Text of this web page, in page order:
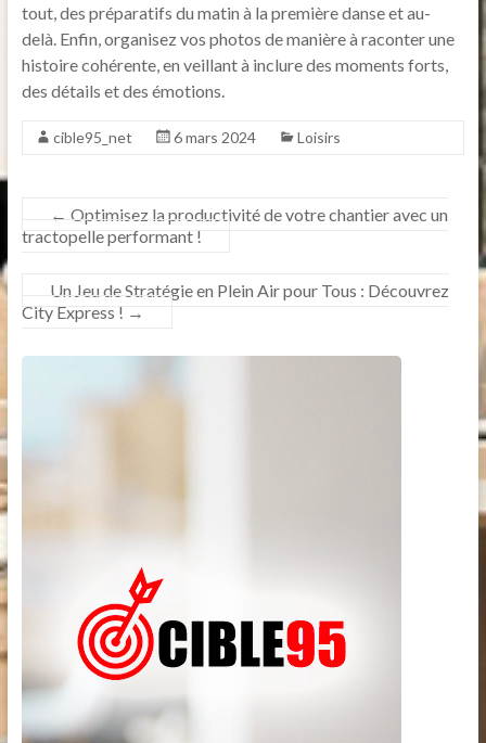
tout, des préparatifs du matin à la première danse et au-
delà. Enfin, organisez vos photos de manière à raconter une
histoire cohérente, en veillant à inclure des moments forts,
des détails et des émotions.
cible95_net 6 mars 2024 Loisirs
← Optimisez la productivité de votre chantier avec un
tractopelle performant !
Un Jeu de Stratégie en Plein Air pour Tous : Découvrez
City Express ! →